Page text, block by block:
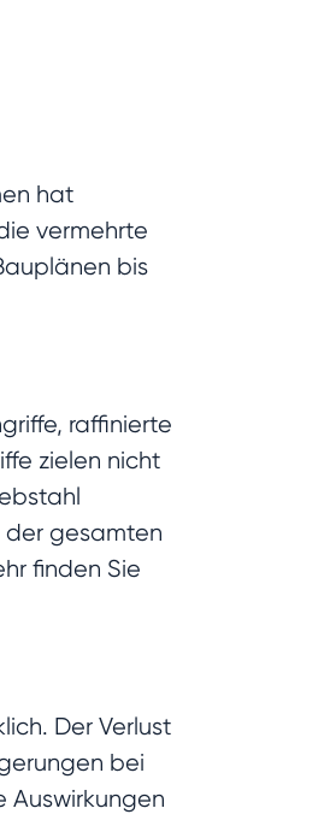
hat
vermehrte
bis
raffinierte
zielen nicht
der gesamten
finden Sie
Der Verlust
bei
Auswirkungen